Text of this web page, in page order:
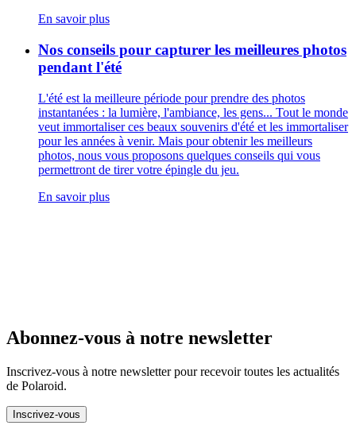
En savoir plus
Nos conseils pour capturer les meilleures photos
pendant l'été
L'été est la meilleure période pour prendre des photos
instantanées : la lumière, l'ambiance, les gens... Tout le monde
veut immortaliser ces beaux souvenirs d'été et les immortaliser
pour les années à venir. Mais pour obtenir les meilleurs
photos, nous vous proposons quelques conseils qui vous
permettront de tirer votre épingle du jeu.
En savoir plus
Abonnez-vous à notre newsletter
Inscrivez-vous à notre newsletter pour recevoir toutes les actualités
de Polaroid.
Inscrivez-vous